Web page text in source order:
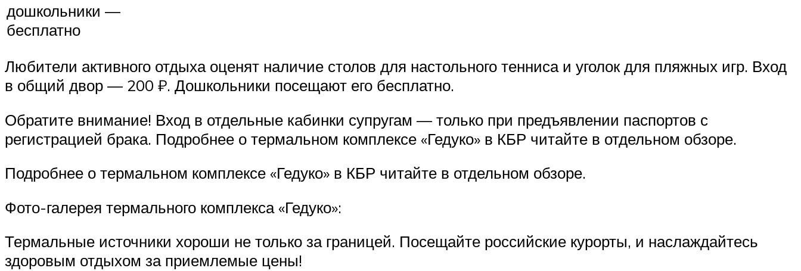
дошкольники —
бесплатно
Любители активного отдыха оценят наличие столов для настольного тенниса и уголок для пляжных игр. Вход
в общий двор — 200 ₽. Дошкольники посещают его бесплатно.
Обратите внимание! Вход в отдельные кабинки супругам — только при предъявлении паспортов с
регистрацией брака. Подробнее о термальном комплексе «Гедуко» в КБР читайте в отдельном обзоре.
Подробнее о термальном комплексе «Гедуко» в КБР читайте в отдельном обзоре.
Фото-галерея термального комплекса «Гедуко»:
Термальные источники хороши не только за границей. Посещайте российские курорты, и наслаждайтесь
здоровым отдыхом за приемлемые цены!